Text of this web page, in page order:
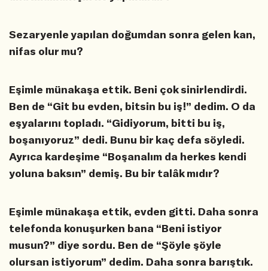
Sezaryenle yapılan doğumdan sonra gelen kan,
nifas olur mu?
Eşimle münakaşa ettik. Beni çok sinirlendirdi.
Ben de “Git bu evden, bitsin bu iş!” dedim. O da
eşyalarını topladı. “Gidiyorum, bitti bu iş,
boşanıyoruz” dedi. Bunu bir kaç defa söyledi.
Ayrıca kardeşime “Boşanalım da herkes kendi
yoluna baksın” demiş. Bu bir talâk mıdır?
Eşimle münakaşa ettik, evden gitti. Daha sonra
telefonda konuşurken bana “Beni istiyor
musun?” diye sordu. Ben de “Şöyle şöyle
olursan istiyorum” dedim. Daha sonra barıştık.